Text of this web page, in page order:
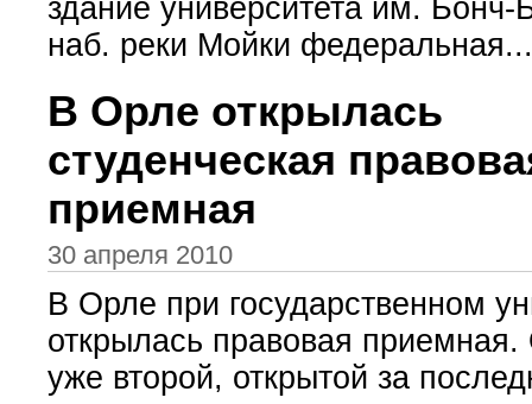
здание университета им. Бонч-
наб. реки Мойки федеральная...
В Орле открылась
студенческая
приемная
30 апреля 2010
В Орле при государственном
открылась правовая
уже второй, открытой за